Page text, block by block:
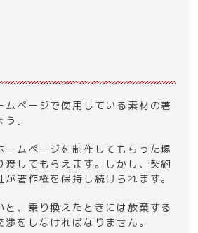
ムページで使用している素材の著
。
ームページを制作してもらった場
渡してもらえます。しかし、契約
著作権を保持し続けられます。
と、乗り換えたときには放棄する
をしなければなりません。